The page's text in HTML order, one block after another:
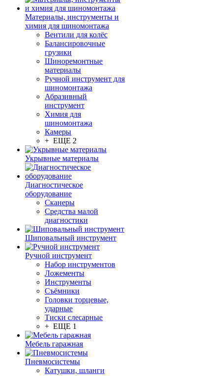
Материалы, инструменты и
химия для шиномонтажа
Вентили для колёс
Балансировочные
грузики
Шиноремонтные
материалы
Ручной инструмент для
шиномонтажа
Абразивный
инструмент
Химия для
шиномонтажа
Камеры
+ ЕЩЕ 2
Укрывные материалы
Диагностическое
оборудование
Сканеры
Средства малой
диагностики
Шиповальный инструмент
Ручной инструмент
Набор инструментов
Ложементы
Инструменты
Съёмники
Головки торцевые,
ударные
Тиски слесарные
+ ЕЩЕ 1
Мебель гаражная
Пневмосистемы
Катушки, шланги